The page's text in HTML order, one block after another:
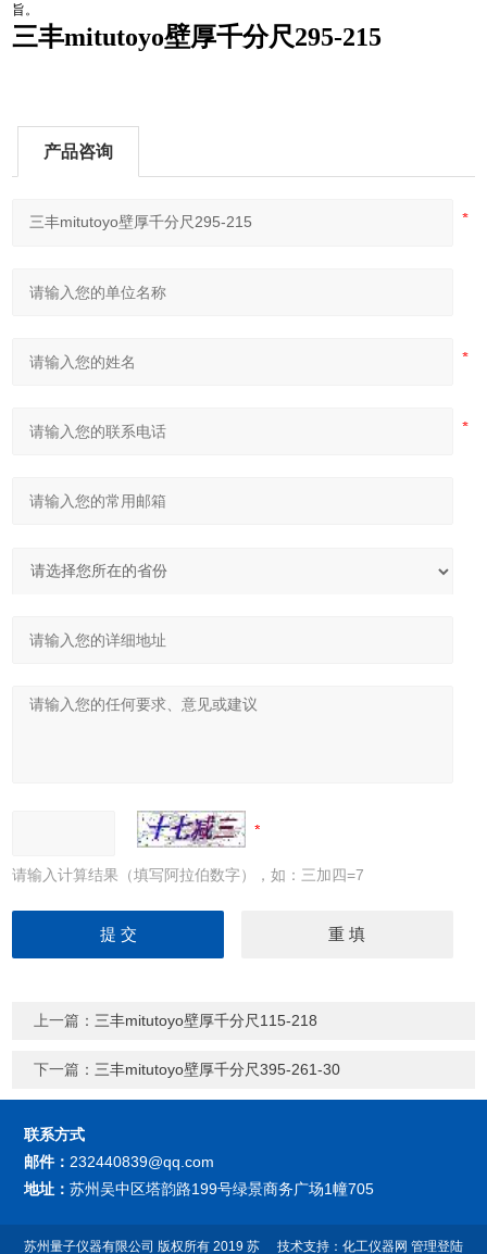
旨。
三丰mitutoyo壁厚千分尺295-215
产品咨询
请输入计算结果（填写阿拉伯数字），如：三加四=7
上一篇： 三丰mitutoyo壁厚千分尺115-218
下一篇： 三丰mitutoyo壁厚千分尺395-261-30
联系方式
邮件： 232440839@qq.com
地址：苏州吴中区塔韵路199号绿景商务广场1幢705
技术支持： 化工仪器网 管理登陆
苏州量子仪器有限公司 版权所有 2019苏